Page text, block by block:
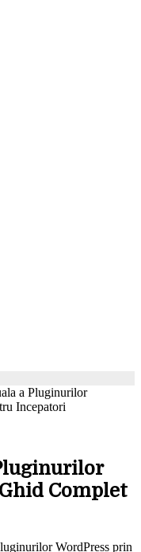
a Pluginurilor
Incepatori
Complet
WordPress prin